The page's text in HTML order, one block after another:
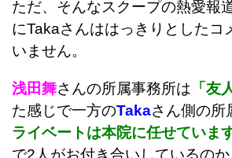
ただ、そんなスクープの熱愛報
にTakaさんははっきりとしたコ
いません。
浅田舞さんの所属事務所は 「友
た感じで一方のTakaさん側の所
ライベートは本院に任せています
で2人がお付き合いしているの